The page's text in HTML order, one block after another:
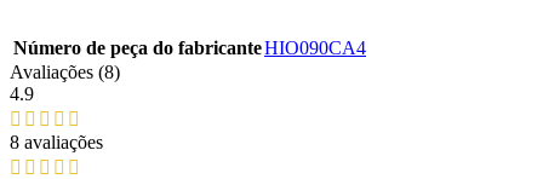
Número de peça do fabricante‎HIO090CA4
Avaliações (8)
4.9
8 avaliações